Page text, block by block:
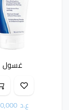
غسول
ع.د